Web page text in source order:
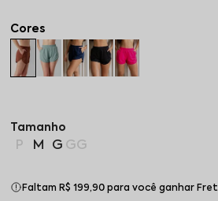
P M G GG
Faltam R$ 199,90 para você ganhar